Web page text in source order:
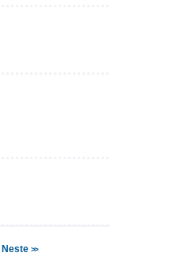
Neste>>